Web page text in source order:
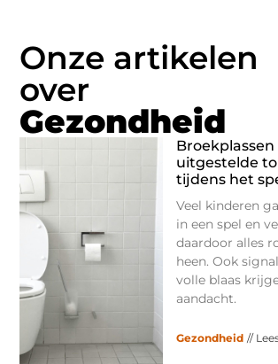
Onze artikelen
over
Gezondheid
Broekplassen
uitgestelde
tijdens het
Veel kinderen
in een spel en
daardoor alles
heen. Ook
volle blaas
aandacht.
Gezondheid //